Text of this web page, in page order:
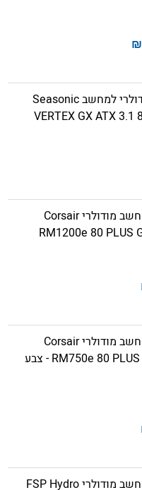
₪
ספק כוח מודולרי למחשב Seasonic
VERTEX GX ATX 3.1
ספק כוח למחשב מודולרי Corsair
RM1200e 80 PLUS
ספק כוח למחשב מודולרי Corsair
RM750e 80 PLUS Gold 750W - צבע
ספק כוח למחשב מודולרי FSP Hydro